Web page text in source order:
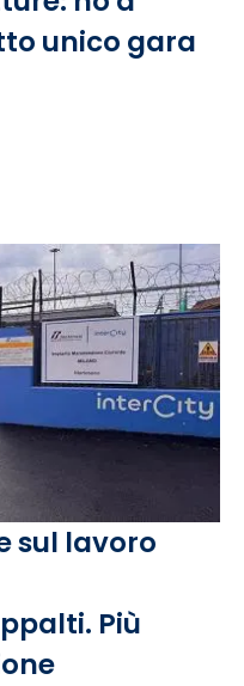
unico gara
sul lavoro
Più